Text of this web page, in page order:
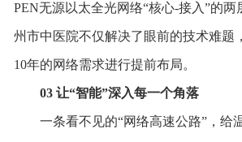
PEN无源以太全光网络“核心-接入”的两
州市中医院不仅解决了眼前的技术难题
10年的网络需求进行提前布局。
03 让“智能”深入每一个角落
一条看不见的“网络高速公路”，给